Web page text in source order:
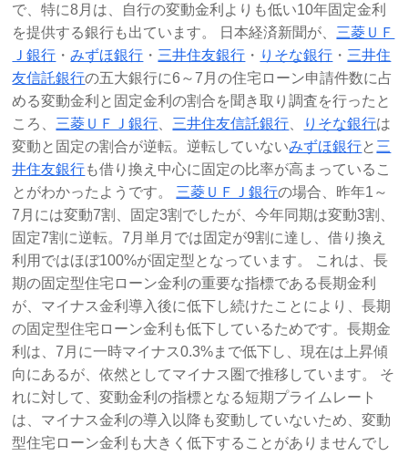
で、特に8月は、自行の変動金利よりも低い10年固定金利
を提供する銀行も出ています。 日本経済新聞が、 三菱ＵＦ
Ｊ銀行 ・みずほ銀行 ・ 三井住友銀行 ・ りそな銀行 ・ 三井住
友信託銀行の五大銀行に6～7月の住宅ローン申請件数に占
める変動金利と固定金利の割合を聞き取り調査を行ったと
ころ、 三菱ＵＦＪ銀行 三井住友信託銀行 りそな銀行は
変動と固定の割合が逆転。逆転していないみずほ銀行と 三
井住友銀行も借り換え中心に固定の比率が高まっているこ
とがわかったようです。 三菱ＵＦＪ銀行の場合、昨年1～
7月には変動7割、固定3割でしたが、今年同期は変動3割、
固定7割に逆転。7月単月では固定が9割に達し、借り換え
利用ではほぼ100%が固定型となっています。 これは、長
期の固定型住宅ローン金利の重要な指標である長期金利
が、マイナス金利導入後に低下し続けたことにより、長期
の固定型住宅ローン金利も低下しているためです。長期金
利は、7月に一時マイナス0.3%まで低下し、現在は上昇傾
向にあるが、依然としてマイナス圏で推移しています。 そ
れに対して、変動金利の指標となる短期プライムレート
は、マイナス金利の導入以降も変動していないため、変動
型住宅ローン金利も大きく低下することがありませんでし